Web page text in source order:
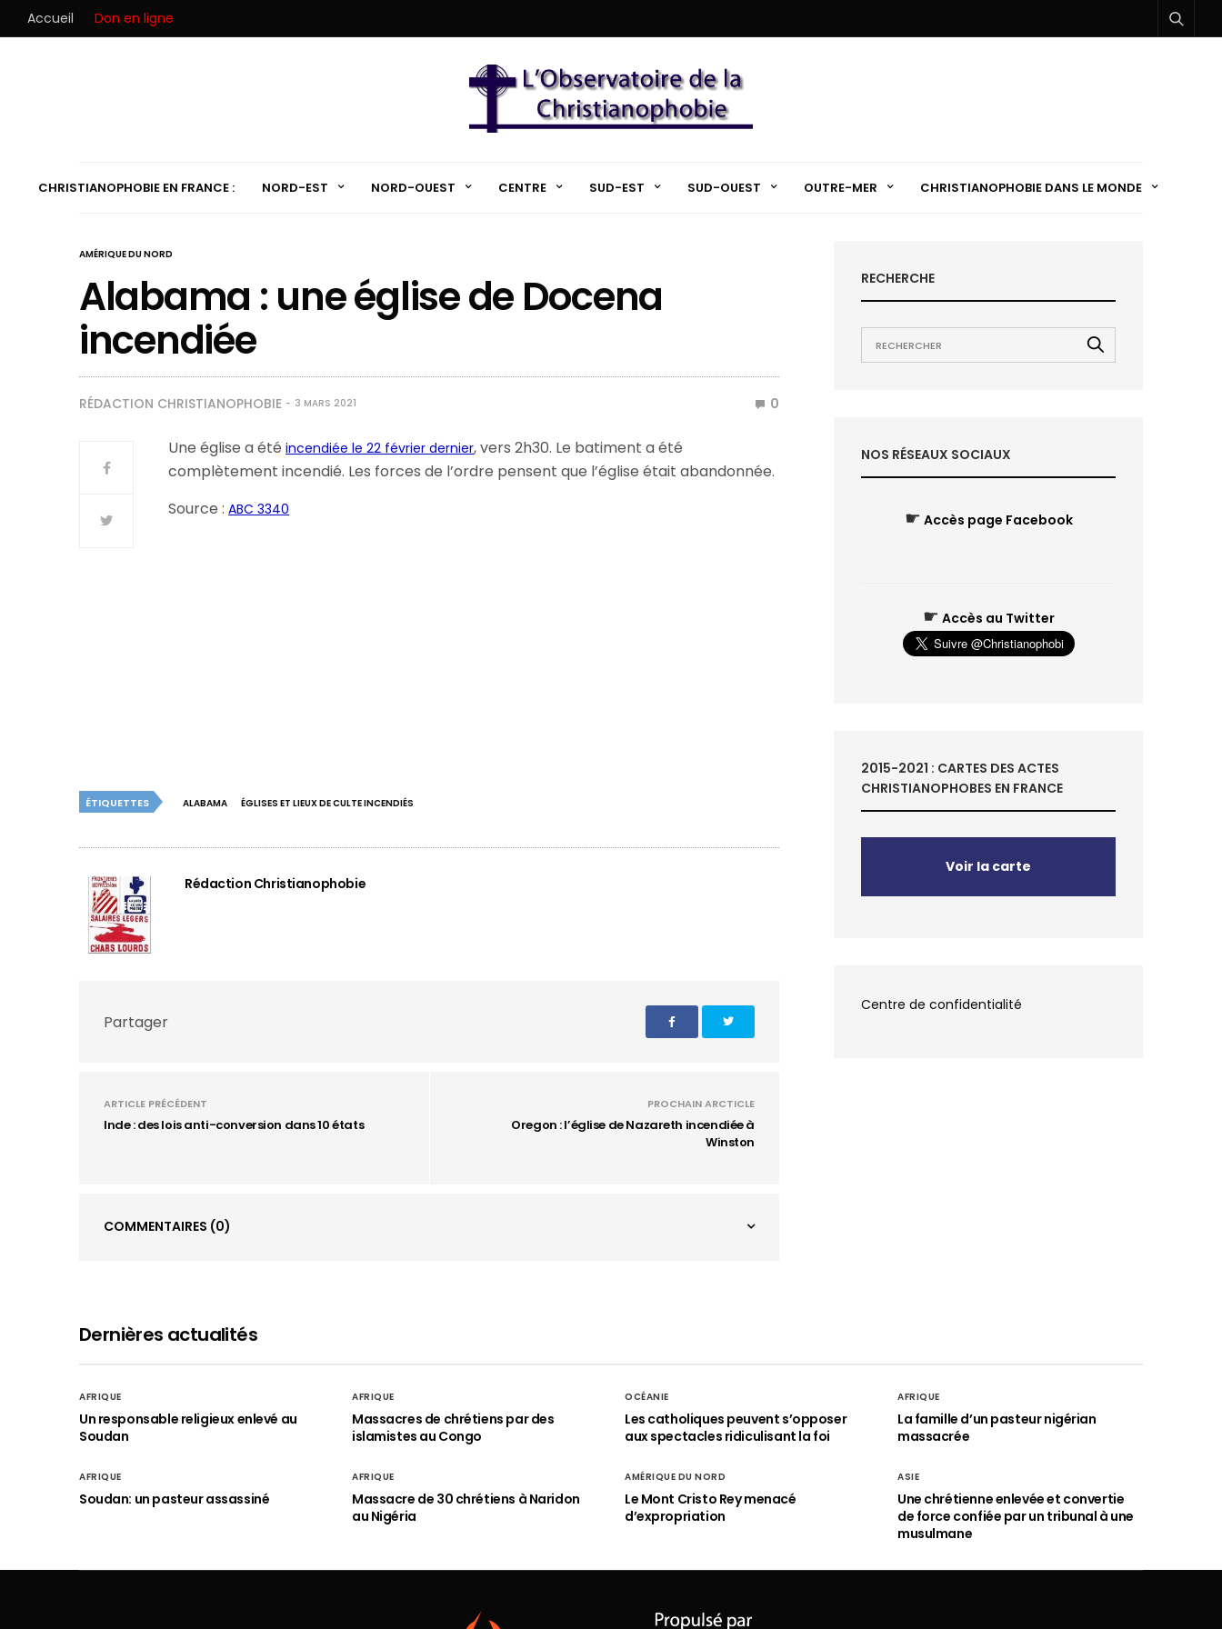
Accueil Don en ligne
CHRISTIANOPHOBIE EN FRANCE : NORD-EST NORD-OUEST CENTRE SUD-EST SUD-OUEST OUTRE-MER CHRISTIANOPHOBIE DANS LE MONDE
AMÉRIQUE DU NORD
Alabama : une église de Docena
incendiée
RÉDACTION CHRISTIANOPHOBIE 3 MARS 2021 0
Une église a étéincendiée le 22 février dernier, vers 2h30. Le batiment a été
complètement incendié. Les forces de l’ordre pensent que l’église était abandonnée.
Source :ABC 3340
ÉTIQUETTES ALABAMA ÉGLISES ET LIEUX DE CULTE INCENDIÉS
Rédaction Christianophobie
Partager
ARTICLE PRÉCÉDENT
Inde : des lois anti-conversion dans 10 états
PROCHAIN ARCTICLE
Oregon : l’église de Nazareth incendiée à
Winston
COMMENTAIRES (0)
RECHERCHE
NOS RÉSEAUX SOCIAUX
☛ Accès page Facebook
☛ Accès au Twitter
2015-2021 : CARTES DES ACTES
CHRISTIANOPHOBES EN FRANCE
Voir la carte
Centre de confidentialité
Dernières actualités
AFRIQUE
Un responsable religieux enlevé au
Soudan
AFRIQUE
Massacres de chrétiens par des
islamistes au Congo
OCÉANIE
Les catholiques peuvent s’opposer
aux spectacles ridiculisant la foi
AFRIQUE
La famille d’un pasteur nigérian
massacrée
AFRIQUE
Soudan: un pasteur assassiné
AFRIQUE
Massacre de 30 chrétiens à Naridon
au Nigéria
AMÉRIQUE DU NORD
Le Mont Cristo Rey menacé
d’expropriation
ASIE
Une chrétienne enlevée et convertie
de force confiée par un tribunal à une
musulmane